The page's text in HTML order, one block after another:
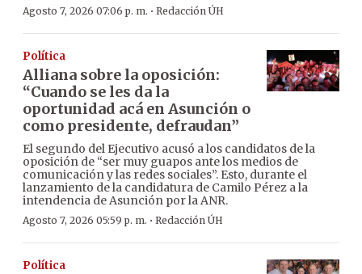
Agosto 7, 2026 07:06 p. m. · Redacción ÚH
Política
Alliana sobre la oposición:
“Cuando se les da la
oportunidad acá en Asunción o
como presidente, defraudan”
El segundo del Ejecutivo acusó a los candidatos de la
oposición de “ser muy guapos ante los medios de
comunicación y las redes sociales”. Esto, durante el
lanzamiento de la candidatura de Camilo Pérez a la
intendencia de Asunción por la ANR.
Agosto 7, 2026 05:59 p. m. · Redacción ÚH
Política